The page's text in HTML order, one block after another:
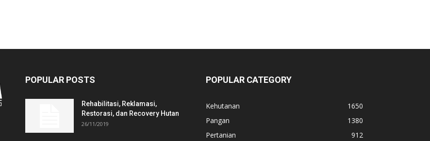
POPULAR POSTS
Rehabilitasi, Reklamasi,
Restorasi, dan Recovery Hutan
26/11/2019
POPULAR CATEGORY
Kehutanan
1650
Pangan
1380
Pertanian
912